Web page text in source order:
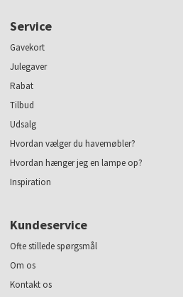
Service
Gavekort
Julegaver
Rabat
Tilbud
Udsalg
Hvordan vælger du havemøbler?
Hvordan hænger jeg en lampe op?
Inspiration
Kundeservice
Ofte stillede spørgsmål
Om os
Kontakt os